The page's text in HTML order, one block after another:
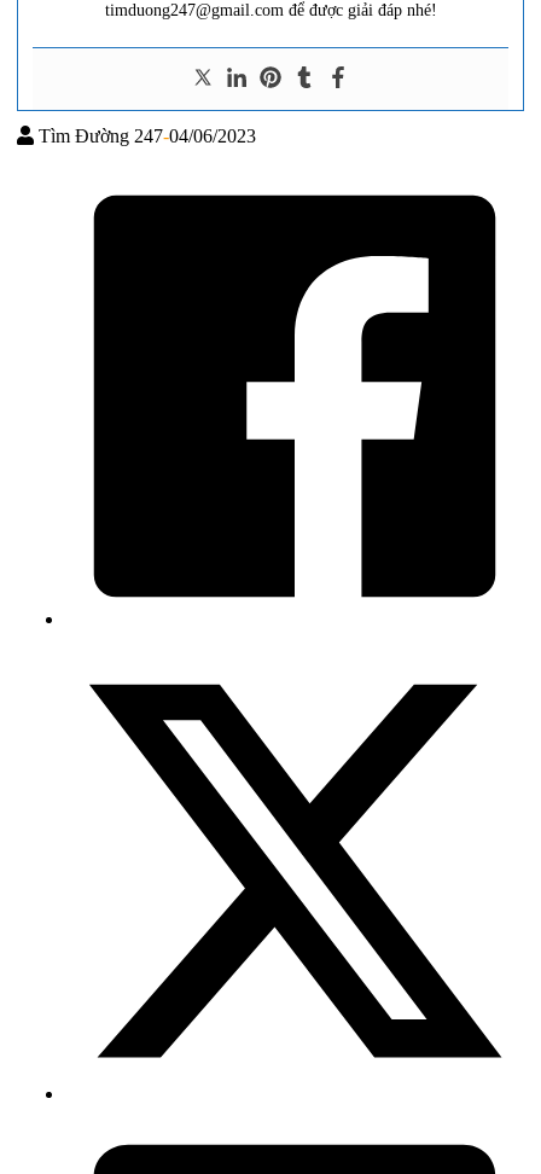
timduong247@gmail.com để được giải đáp nhé!
Tìm Đường 247-04/06/2023